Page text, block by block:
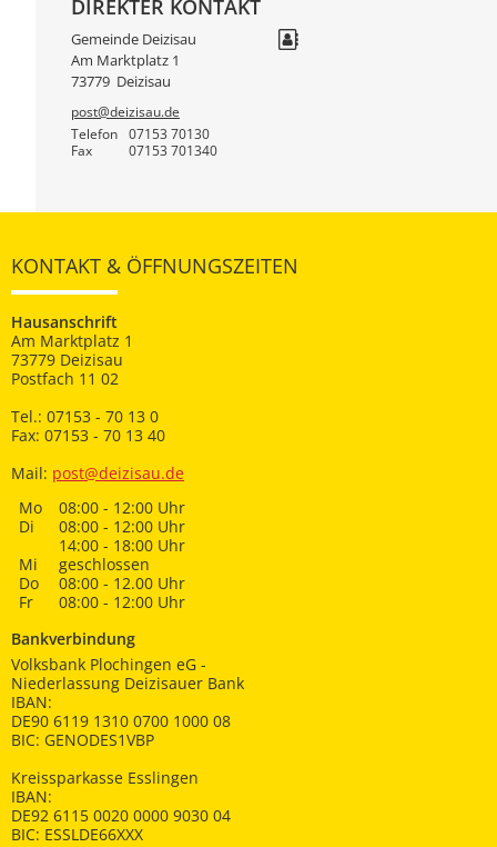
DIREKTER KONTAKT
Gemeinde Deizisau
Am Marktplatz 1
73779 Deizisau
post@deizisau.de
Telefon
07153 70130
Fax 07153 701340
KONTAKT & ÖFFNUNGSZEITEN
Hausanschrift
Am Marktplatz 1
73779 Deizisau
Postfach 11 02
Tel.: 07153 - 70 13 0
Fax: 07153 - 70 13 40
Mail: post@deizisau.de
Mo
08:00 - 12:00 Uhr
Di
08:00 - 12:00 Uhr
14:00 - 18:00 Uhr
Mi
geschlossen
Do
08:00 - 12.00 Uhr
Fr
08:00 - 12:00 Uhr
Bankverbindung
Volksbank Plochingen eG -
Niederlassung Deizisauer Bank
IBAN:
DE90 6119 1310 0700 1000 08
BIC: GENODES1VBP
Kreissparkasse Esslingen
IBAN:
DE92 6115 0020 0000 9030 04
BIC: ESSLDE66XXX